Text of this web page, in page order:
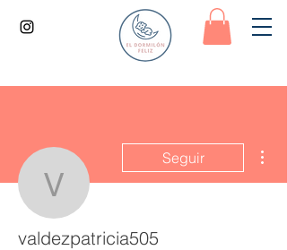
valdezpatricia505
Seguir
valdezpatricia505